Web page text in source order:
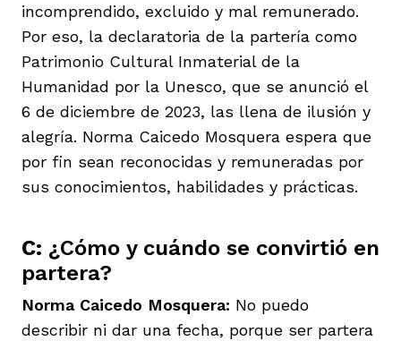
incomprendido, excluido y mal remunerado.
Por eso, la declaratoria de la partería como
Patrimonio Cultural Inmaterial de la
Humanidad por la Unesco, que se anunció el
6 de diciembre de 2023, las llena de ilusión y
alegría. Norma Caicedo Mosquera espera que
por fin sean reconocidas y remuneradas por
sus conocimientos, habilidades y prácticas.
C: ¿Cómo y cuándo se convirtió en
partera?
Norma Caicedo Mosquera: No puedo
describir ni dar una fecha, porque ser partera